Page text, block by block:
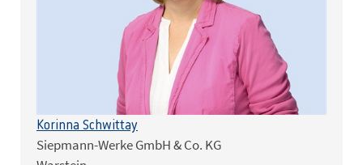
Korinna Schwittay
Siepmann-Werke GmbH & Co. KG